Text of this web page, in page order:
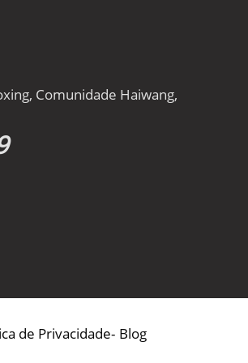
Comunidade Haiwang,
de Privacidade- Blog